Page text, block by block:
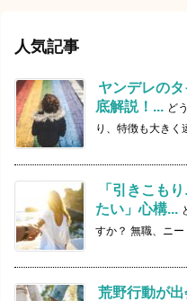
人気記事
ヤンデレの
底解説！... ど
り、特徴も大きく
「引きこも
たい」心構...
すか？ 無職、ニー
荒野行動が